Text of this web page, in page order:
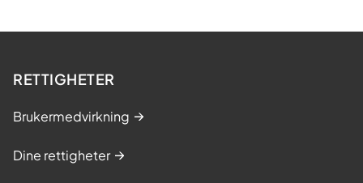
RETTIGHETER
Brukermedvirkning
Dine rettigheter